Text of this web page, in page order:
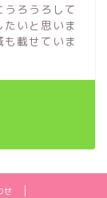
ろうろして
いと思いま
載せていま
せ